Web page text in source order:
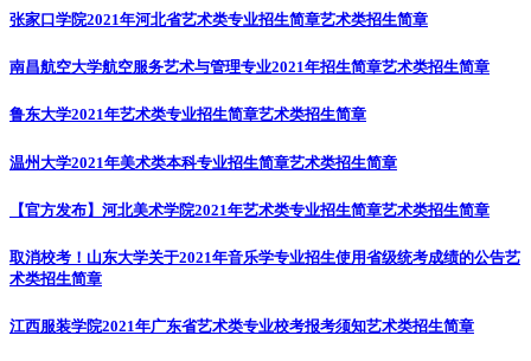
张家口学院2021年河北省艺术类专业招生简章艺术类招生简章
南昌航空大学航空服务艺术与管理专业2021年招生简章艺术类招生简章
鲁东大学2021年艺术类专业招生简章艺术类招生简章
温州大学2021年美术类本科专业招生简章艺术类招生简章
【官方发布】河北美术学院2021年艺术类专业招生简章艺术类招生简章
取消校考！山东大学关于2021年音乐学专业招生使用省级统考成绩的公告艺
术类招生简章
江西服装学院2021年广东省艺术类专业校考报考须知艺术类招生简章